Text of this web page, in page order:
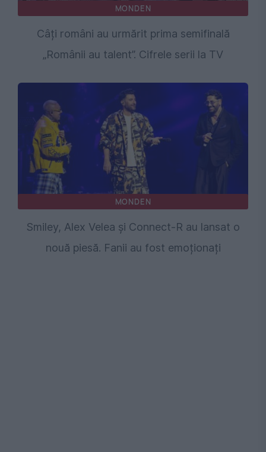
MONDEN
Câți români au urmărit prima semifinală
„Românii au talent”. Cifrele serii la TV
MONDEN
Smiley, Alex Velea și Connect-R au lansat o
nouă piesă. Fanii au fost emoționați